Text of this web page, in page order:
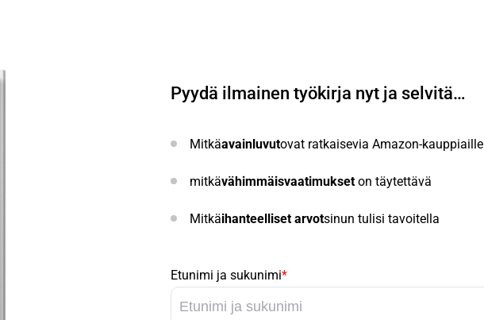
Pyydä ilmainen työkirja nyt ja selvitä…
Mitkäavainluvutovat ratkaisevia Amazon-kauppiaille
mitkävähimmäisvaatimukseton täytettävä
Mitkäihanteelliset arvotsinun tulisi tavoitella
Etunimi ja sukunimi*